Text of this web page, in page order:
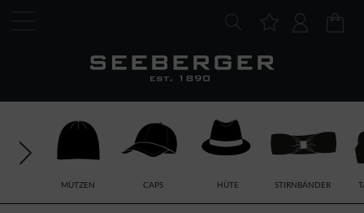
MÜTZEN CAPS HÜTE STIRNBÄNDER